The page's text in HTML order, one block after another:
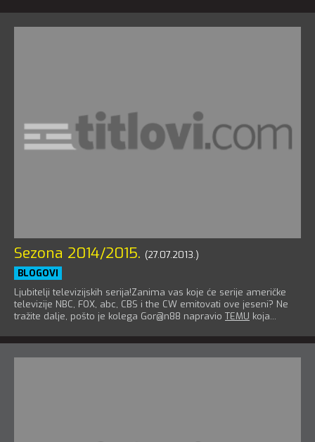
Sezona 2014/2015. (27.07.2013.)
BLOGOVI
Ljubitelji televizijskih serija!Zanima vas koje će serije američke
televizije NBC, FOX, abc, CBS i the CW emitovati ove jeseni? Ne
tražite dalje, pošto je kolega Gor@n88 napravio TEMU koja...